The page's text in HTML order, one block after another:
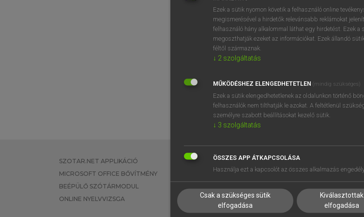
BELÉPÉS
SZOTAR.NET APPLIKÁCIÓ
MICROSOFT OFFICE BŐVÍTMÉNY
BEÉPÜLŐ SZÓTÁRMODUL
ONLINE NYELVVIZSGA
EGYÉNI FELHASZNÁLÓKNAK
TANULÓKNAK
VÁLLALATI MEGOLDÁSOK
SÚGÓ
RÓLUNK
SÜTI BEÁLLÍTÁSOK
Ezek a sütik nyomon követik a felhasználó online
megismerésével a hirdetők relevánsabb reklámokat
felhasználó hány alkalommal láthat egy hirdetést. Ezek
megoszthatják ezeket az információkat. Ezek állandó
féltől származnak.
↓ 2 szolgáltatás
MŰKÖDÉSHEZ ELENGEDHETETLEN (mindig szükséges)
Ezek a sütik elengedhetetlenek az oldalunkon történő
felhasználók nem tilthatják le azokat. A feltétlenül
személyre szabott beállításokat kezelő sütik.
↓ 3 szolgáltatás
ÖSSZES APP ÁTKAPCSOLÁSA
Használja ezt a kapcsolót az összes alkalmazás
Csak a szükséges sütik
elfogadása
Kiválasztottak
elfogadása